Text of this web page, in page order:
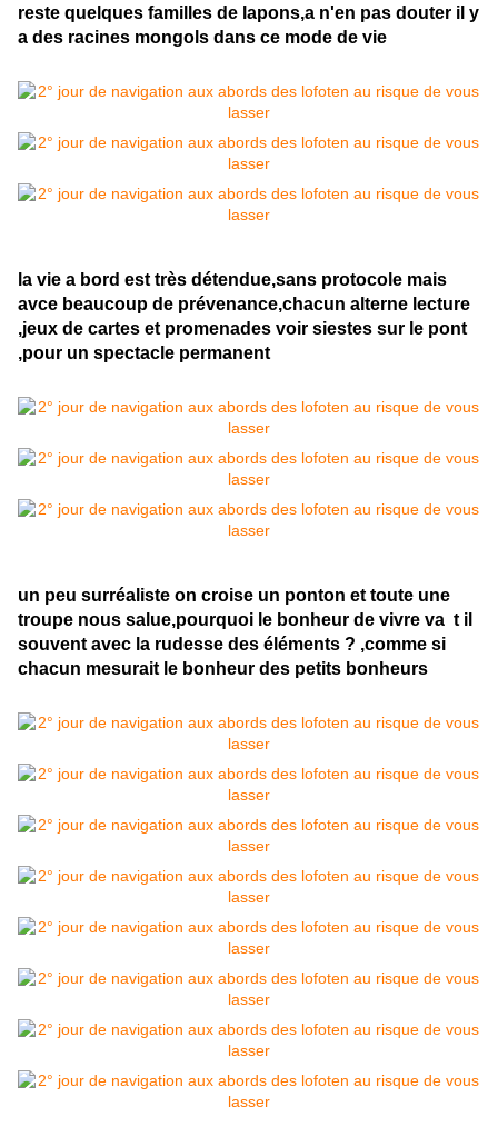
reste quelques familles de lapons,a n'en pas douter il y
a des racines mongols dans ce mode de vie
la vie a bord est très détendue,sans protocole mais
avce beaucoup de prévenance,chacun alterne lecture
,jeux de cartes et promenades voir siestes sur le pont
,pour un spectacle permanent
un peu surréaliste on croise un ponton et toute une
troupe nous salue,pourquoi le bonheur de vivre va t il
souvent avec la rudesse des éléments ? ,comme si
chacun mesurait le bonheur des petits bonheurs